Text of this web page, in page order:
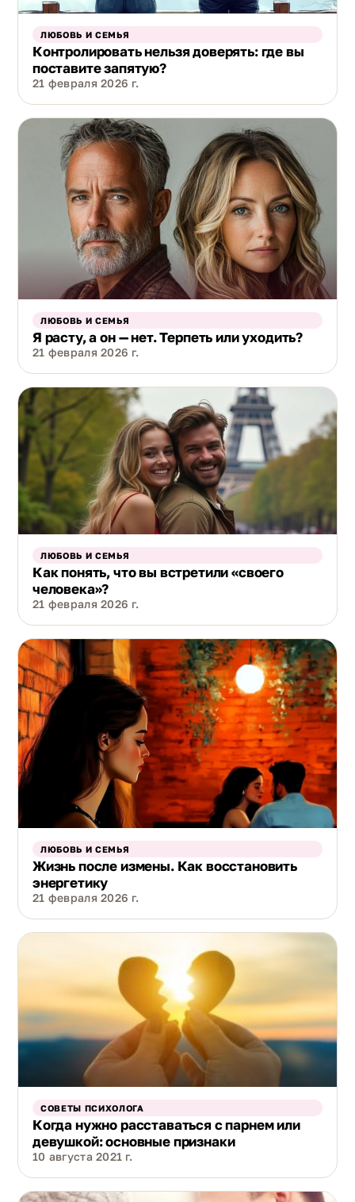
ЛЮБОВЬ И СЕМЬЯ
Контролировать нельзя доверять: где вы
поставите запятую?
21 февраля 2026 г.
ЛЮБОВЬ И СЕМЬЯ
Я расту, а он — нет. Терпеть или уходить?
21 февраля 2026 г.
ЛЮБОВЬ И СЕМЬЯ
Как понять, что вы встретили «своего
человека»?
21 февраля 2026 г.
ЛЮБОВЬ И СЕМЬЯ
Жизнь после измены. Как восстановить
энергетику
21 февраля 2026 г.
СОВЕТЫ ПСИХОЛОГА
Когда нужно расставаться с парнем или
девушкой: основные признаки
10 августа 2021 г.